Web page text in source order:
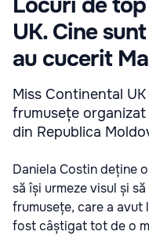
UK. Cine
au cucerit
Miss Continental
frumusețe
din Republica
Daniela Costin deține
să își urmeze visul și
frumusețe, care a avut
fost câștigat tot de o